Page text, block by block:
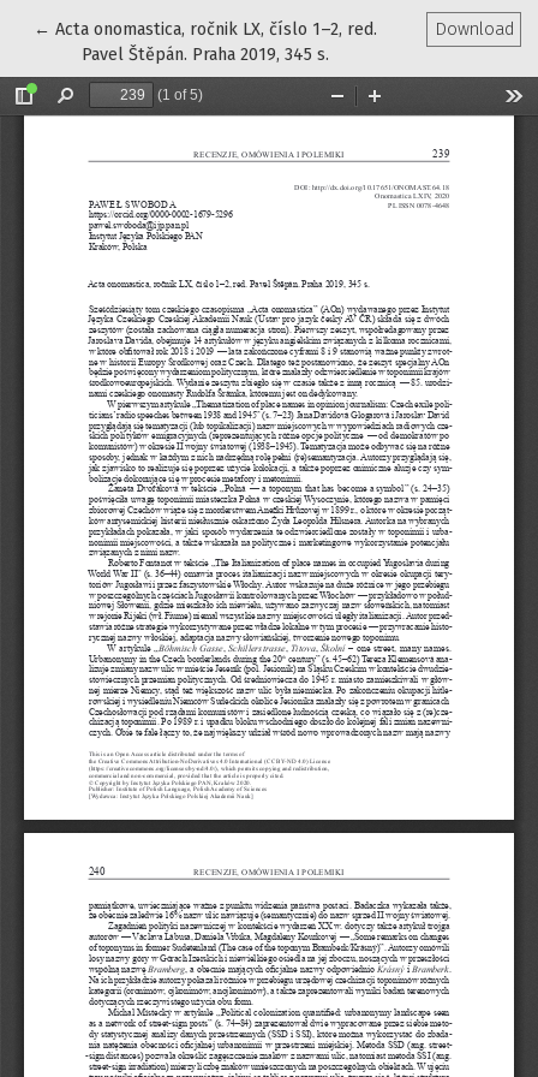
← Return to Article Details
Acta onomastica, ročnik LX, číslo 1–2, red.
Pavel Štěpán. Praha 2019, 345 s.
Download